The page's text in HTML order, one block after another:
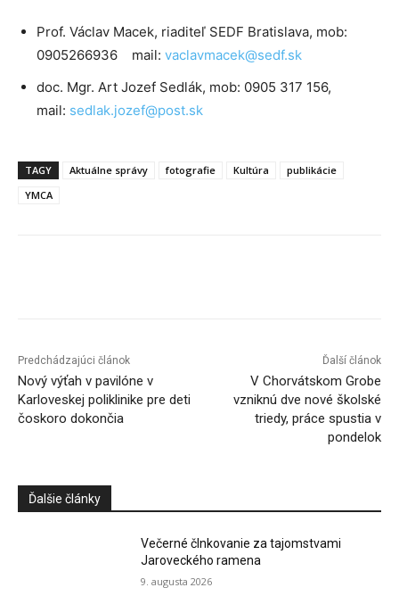
Prof. Václav Macek, riaditeľ SEDF Bratislava, mob:
0905266936 mail: vaclavmacek@sedf.sk
doc. Mgr. Art Jozef Sedlák, mob: 0905 317 156,
mail: sedlak.jozef@post.sk
TAGY Aktuálne správy fotografie Kultúra
publikácie
YMCA
Predchádzajúci článok
Nový výťah v pavilóne v
Karloveskej poliklinike pre deti
čoskoro dokončia
Ďalší článok
V Chorvátskom Grobe
vzniknú dve nové školské
triedy, práce spustia v
pondelok
Ďalšie články
Večerné člnkovanie za tajomstvami
Jaroveckého ramena
9. augusta 2026